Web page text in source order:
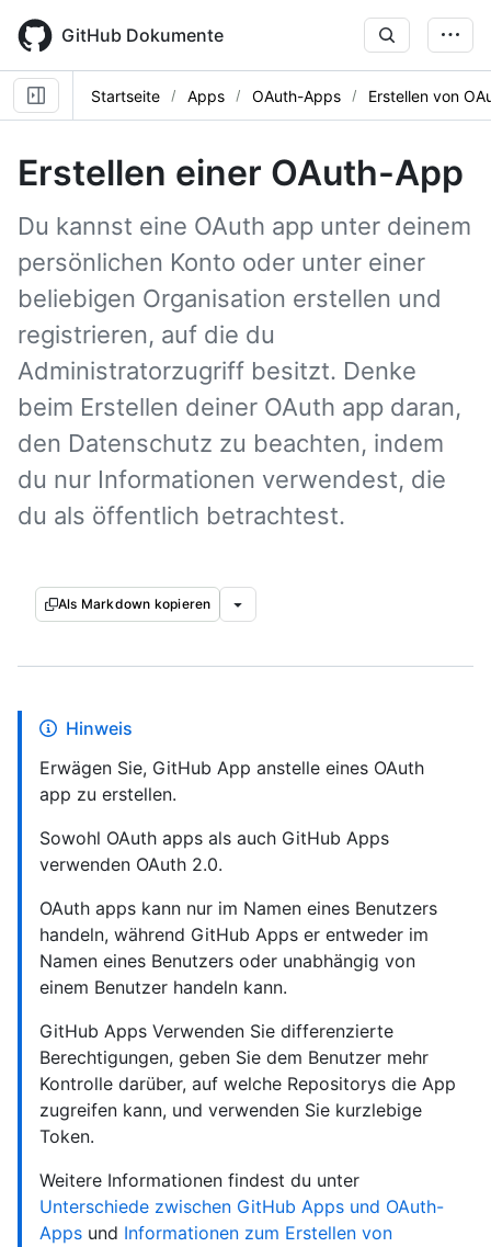
main
content
GitHub Dokumente
Startseite Apps OAuth-Apps Erstellen von
Erstellen einer OAuth-App
Du kannst eine OAuth app unter deinem
persönlichen Konto oder unter einer
beliebigen Organisation erstellen und
registrieren, auf die du
Administratorzugriff besitzt. Denke
beim Erstellen deiner OAuth app daran,
den Datenschutz zu beachten, indem
du nur Informationen verwendest, die
du als öffentlich betrachtest.
Als Markdown kopieren
Hinweis
Erwägen Sie, GitHub App anstelle eines OAuth
app zu erstellen.
Sowohl OAuth apps als auch GitHub Apps
verwenden OAuth 2.0.
OAuth apps kann nur im Namen eines Benutzers
handeln, während GitHub Apps er entweder im
Namen eines Benutzers oder unabhängig von
einem Benutzer handeln kann.
GitHub Apps Verwenden Sie differenzierte
Berechtigungen, geben Sie dem Benutzer mehr
Kontrolle darüber, auf welche Repositorys die App
zugreifen kann, und verwenden Sie kurzlebige
Token.
Weitere Informationen findest du unter
Unterschiede zwischen GitHub Apps und OAuth-
Apps und Informationen zum Erstellen von